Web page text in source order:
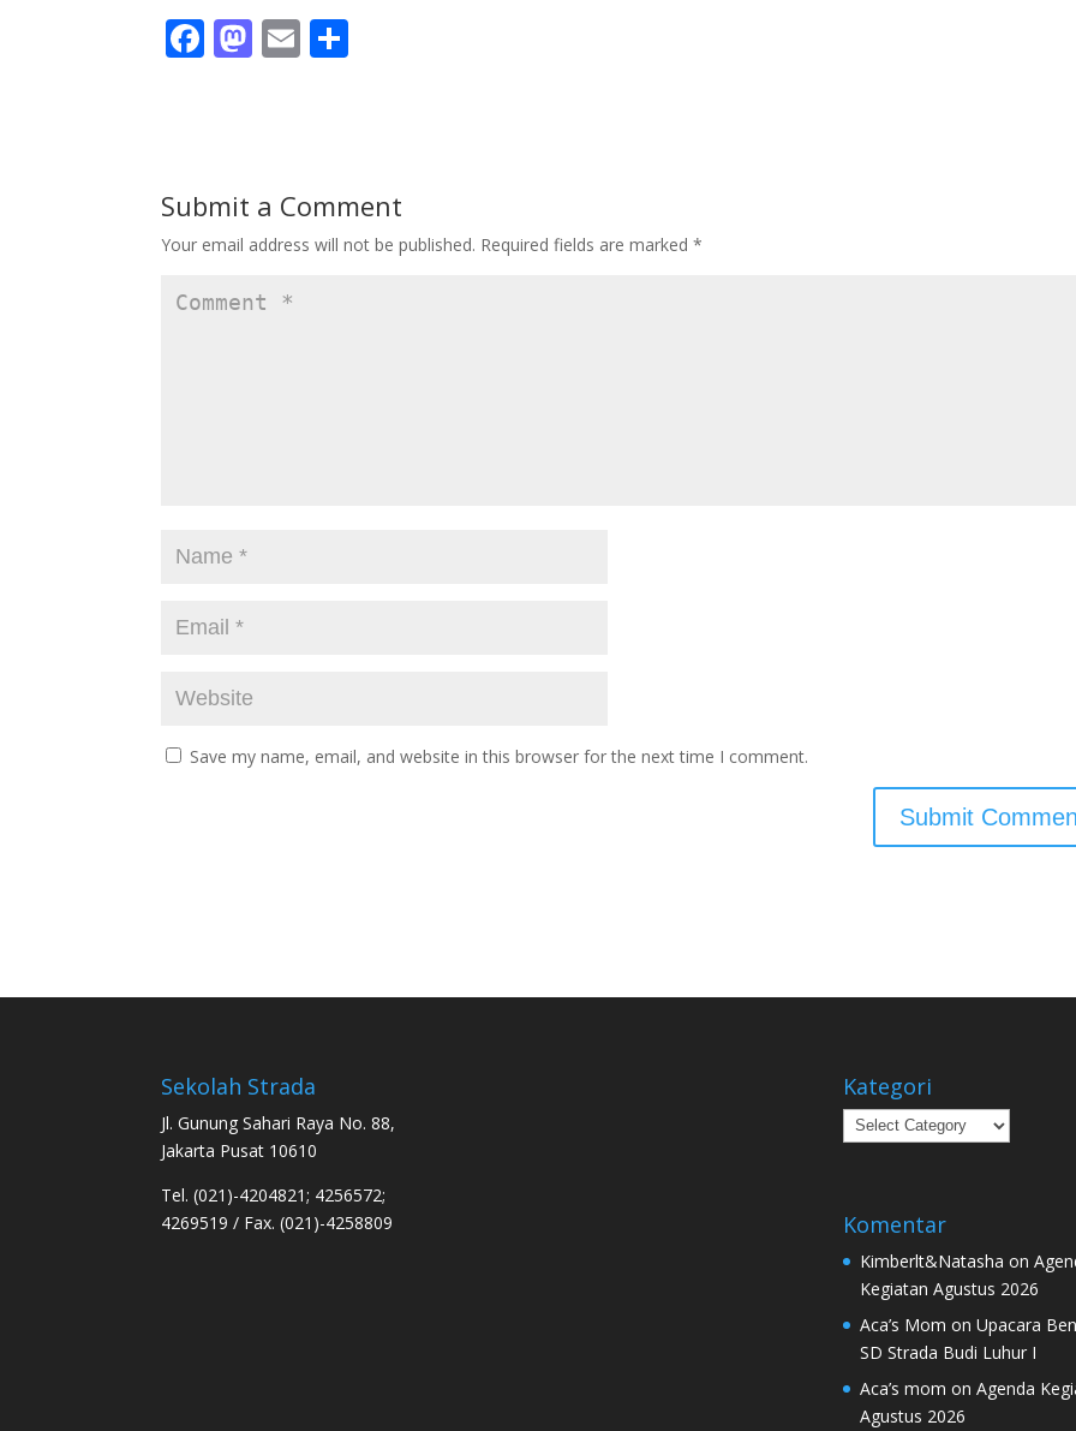
F
o
o
k
M
o
n
E
Submit a Comment
Your email address will not be published. Required fields are marked*
Save my name, email, and website in this browser for the next time I comment.
Sekolah Strada
Jl. Gunung Sahari Raya No. 88,
Jakarta Pusat 10610
Tel. (021)-4204821; 4256572;
4269519 / Fax. (021)-4258809
Kategori
Kategori
Komentar
Kimberlt&Natasha on
Kegiatan Agustus 2026
Aca’s Mom on Upacara
SD Strada Budi Luhur I
Aca’s mom on Agenda
Agustus 2026